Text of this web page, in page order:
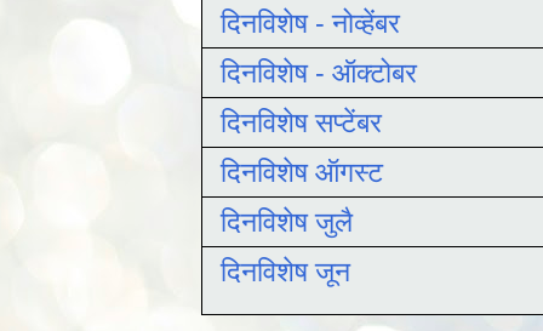
दिनविशेष - नोव्हेंबर
दिनविशेष - ऑक्टोबर
दिनविशेष सप्टेंबर
दिनविशेष ऑगस्ट
दिनविशेष जुलै
दिनविशेष जून